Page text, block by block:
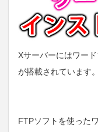
Xサーバーにはワー
が搭載されています。
FTPソフトを使った